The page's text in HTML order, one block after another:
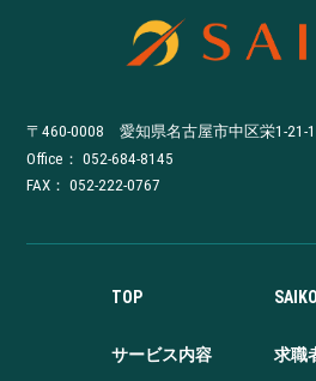
〒460-0008 愛知県名古屋市中区栄1-
Office：052-684-8145
FAX： 052-222-0767
TOP
サービス内容 求職